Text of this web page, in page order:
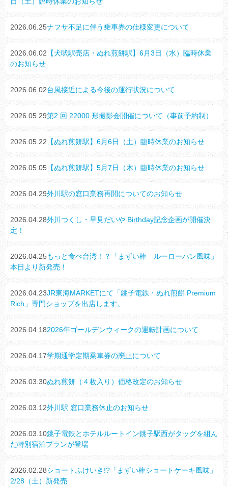
2026.06.25ナフサ不足に伴う乗車券の仕様変更について
2026.06.02 【犬吠駅売店・ぬれ煎餅駅】6月3日（水）臨時休業
のお知らせ
2026.06.02台風接近による今後の運行状況について
2026.05.29第2 回 22000 形撮影会開催について（事前予約制）
2026.05.22 【ぬれ煎餅駅】6月6日（土）臨時休業のお知らせ
2026.05.05 【ぬれ煎餅駅】5月7日（木）臨時休業のお知らせ
2026.04.29外川駅の窓口業務再開についてのお知らせ
2026.04.28外川つくし・早見だいや Birthday記念企画が開催決
定！
2026.04.25もっと食べ台湾！？「まずい棒 ルーローハン風味」
本日より新発売！
2026.04.23JR東海MARKETにて「銚子電鉄・ぬれ煎餅 Premium
Rich」専門ショップを出店します。
2026.04.182026年ゴールデンウィークの運転計画について
2026.04.17学期通学定期乗車券の廃止について
2026.03.30ぬれ煎餅（４枚入り）価格改定のお知らせ
2026.03.12外川駅 窓口業務休止のお知らせ
2026.03.10銚子電鉄とホテルルートイン銚子駅西がタッグを組ん
だ特別宿泊プランが登場
2026.02.28ショートふけいき!?「まずい棒ショートケーキ風味」
2/28（土）新発売